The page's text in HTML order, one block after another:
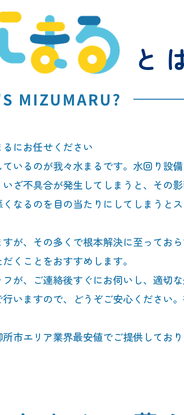
にお任せください
いるのが我々水まるです。水回り設
ざ不具合が発生してしまうと、その
なるのを目の当たりにしてしまうと
が、その多くで根本解決に至ってお
くことをおすすめします。
が、ご連絡後すぐにお伺いし、適切
いますので、どうぞご安心ください
市エリア業界最安値でご提供してお